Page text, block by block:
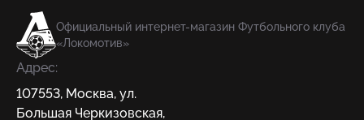
Официальный интернет-магазин Футбольного клуба
«Локомотив»
Адрес:
107553, Москва, ул.
Большая Черкизовская,